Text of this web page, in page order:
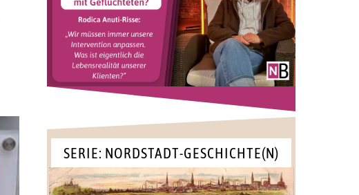
SERIE: NORDSTADT-GESCHICHTE(N)